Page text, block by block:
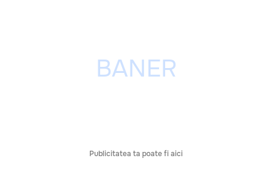
Publicitatea ta poate fi aici